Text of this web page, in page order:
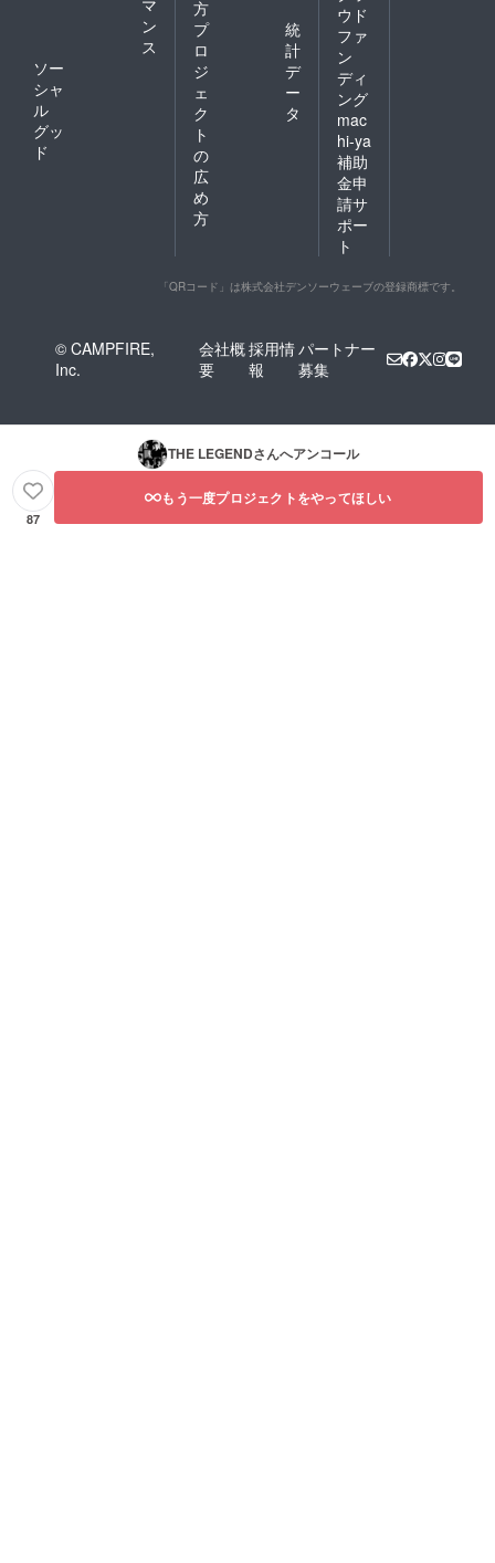
ン
ス
ソー
シャ
ル
グッ
ド
方
プ
ロ
ジ
ェ
ク
ト
の
広
め
方
統
計
デ
ー
タ
ウド
ファ
ン
ディ
ング
mac
hi-ya
補助
金申
請サ
ポー
ト
「QRコード」は株式会社デンソーウェーブの登録商標です。
© CAMPFIRE,
Inc.
会社概
要
採用情
報
パートナー
募集
THE LEGENDさんへアンコール
87
もう一度プロジェクトをやってほしい